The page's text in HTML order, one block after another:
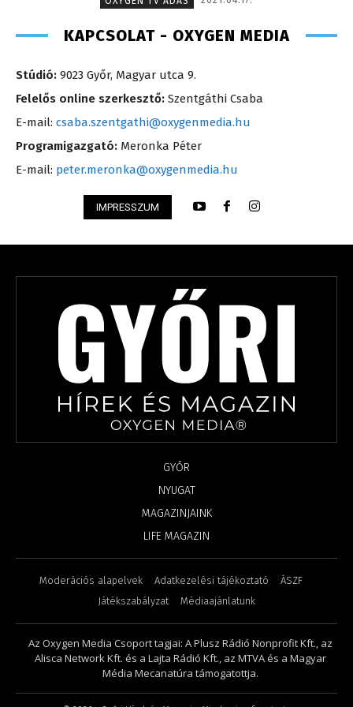
KAPCSOLAT - OXYGEN MEDIA
Stúdió: 9023 Győr, Magyar utca 9.
Felelős online szerkesztő: Szentgáthi Csaba
E-mail: csaba.szentgathi@oxygenmedia.hu
Programigazgató: Meronka Péter
E-mail: peter.meronka@oxygenmedia.hu
IMPRESSZUM
GYŐR
NYUGAT
MAGAZINJAINK
LIFE MAGAZIN
Moderációs alapelvek Adatkezelési tájékoztató
ÁSZF
Játékszabályzat
Médiaajánlatunk
Az Oxygen Media Csoport tagjai: A Plusz Rádió Nonprofit Kft., az
Alisca Network Kft. és a Lajta Rádió Kft., az MTVA és a Magyar
Média Mecanatúra támogatottja.